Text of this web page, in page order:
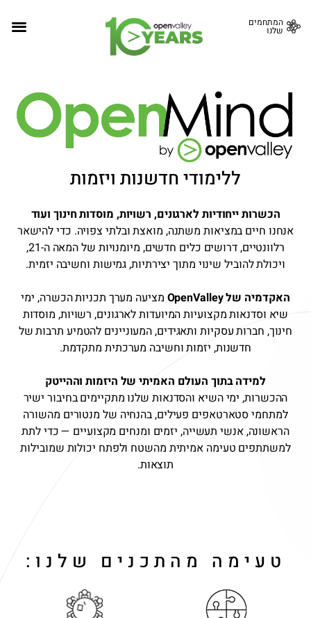
המתחמים
שלנו
ללימודי חדשנות ויזמות
הכשרות ייחודיות לארגונים, רשויות, מוסדות חינוך ועוד
אנחנו חיים במציאות משתנה, מואצת ובלתי צפויה. כדי להישאר
רלוונטיים, דרושים כלים חדשים, מיומנויות של המאה ה-21,
ויכולת להוביל שינוי מתוך יצירתיות, גמישות וחשיבה יזמית.
האקדמיה של OpenValley
מציעה מערך תכניות הכשרה, ימי
שיא וסדנאות מקצועיות המיועדות לארגונים, רשויות, מוסדות
חינוך, חברות עסקיות ותאגידים, המעוניינים להטמיע תרבות של
חדשנות, יזמות וחשיבה מערכתית מתקדמת.
למידה בתוך העולם האמיתי של היזמות וההייטק
ההכשרות, ימי השיא והסדנאות שלנו מתקיימים בחיבור ישיר
למתחמי סטארטאפים פעילים, בהנחיה של מנטורים מהשורה
הראשונה, אנשי תעשייה, יזמים ומנחים מקצועיים — כדי לתת
למשתתפים טעימה אמיתית מהשטח ולפתח יכולות שמובילות
תוצאות.
טעימה מהתכנים שלנו: